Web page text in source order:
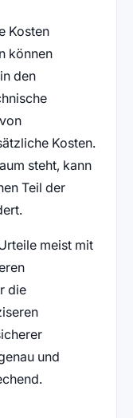
Kosten
können
den
Kosten.
steht, kann
Teil der
meist mit
die
und